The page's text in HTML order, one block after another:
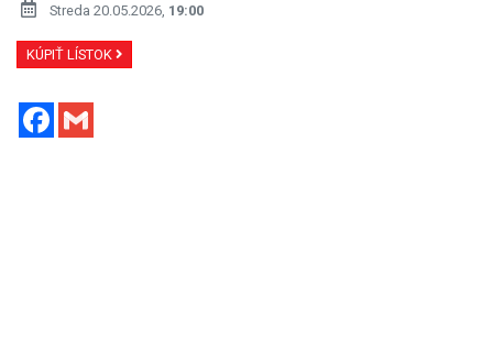
Streda 20.05.2026, 19:00
KÚPIŤ LÍSTOK
Facebook